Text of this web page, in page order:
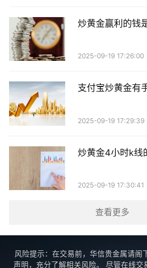
炒黄金赢利的钱
2025-09-19 17:26:00
支付宝炒黄金有
2025-09-19 17:29:39
炒黄金4小时k线
2025-09-19 17:30:41
查看更多
风险提示：在交易前，华信贵金属请阁
声明，充分了解相关风险。 尽管在线交